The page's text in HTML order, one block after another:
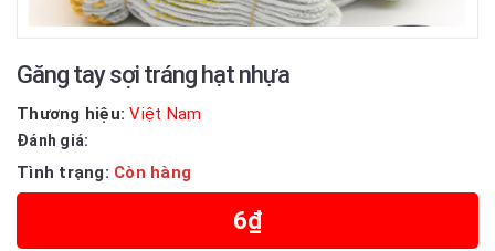
Găng tay sợi tráng hạt nhựa
Thương hiệu: Việt Nam
Đánh giá:
Tình trạng: Còn hàng
6₫